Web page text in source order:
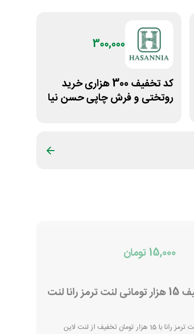
300,000
کد تخفیف 300 هزاری خرید
روتختی و فرش چاپی حسن نیا
15,000 تومان
کد تخفیف 15 هزار تومانی لنت ترمز رانا لنت
15 هزار تومان تخفیف از لنت لاین